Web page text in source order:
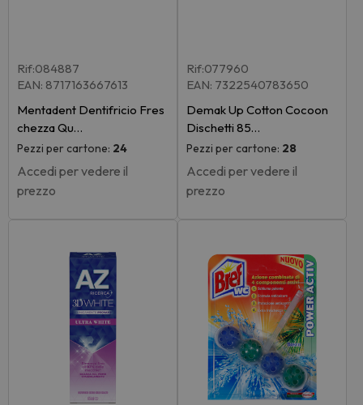
Rif:084887
EAN: 8717163667613
Mentadent Dentifricio Fres
chezza Qu…
Pezzi per cartone: 24
Accedi per vedere il
prezzo
Rif:077960
EAN: 7322540783650
Demak Up Cotton Cocoon
Dischetti 85…
Pezzi per cartone: 28
Accedi per vedere il
prezzo